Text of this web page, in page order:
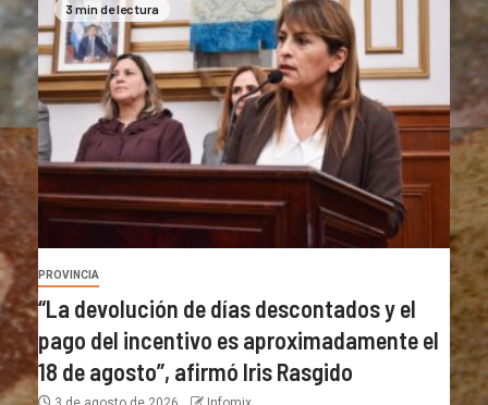
3 min de lectura
PROVINCIA
“La devolución de días descontados y el
pago del incentivo es aproximadamente el
18 de agosto”, afirmó Iris Rasgido